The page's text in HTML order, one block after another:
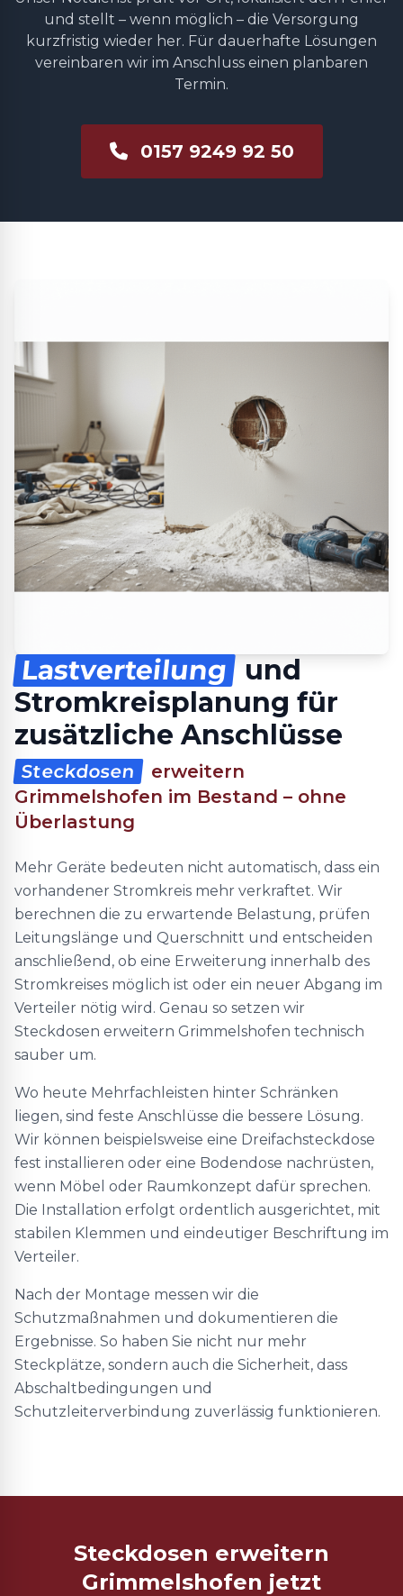
und stellt – wenn möglich – die Versorgung
kurzfristig wieder her. Für dauerhafte Lösungen
vereinbaren wir im Anschluss einen planbaren
Termin.
0157 9249 92 50
Lastverteilung
und
Stromkreisplanung für
zusätzliche Anschlüsse
Steckdosen
erweitern
Grimmelshofen im Bestand – ohne
Überlastung
Mehr Geräte bedeuten nicht automatisch, dass ein
vorhandener Stromkreis mehr verkraftet. Wir
berechnen die zu erwartende Belastung, prüfen
Leitungslänge und Querschnitt und entscheiden
anschließend, ob eine Erweiterung innerhalb des
Stromkreises möglich ist oder ein neuer Abgang im
Verteiler nötig wird. Genau so setzen wir
Steckdosen erweitern Grimmelshofen technisch
sauber um.
Wo heute Mehrfachleisten hinter Schränken
liegen, sind feste Anschlüsse die bessere Lösung.
Wir können beispielsweise eine Dreifachsteckdose
fest installieren oder eine Bodendose nachrüsten,
wenn Möbel oder Raumkonzept dafür sprechen.
Die Installation erfolgt ordentlich ausgerichtet, mit
stabilen Klemmen und eindeutiger Beschriftung im
Verteiler.
Nach der Montage messen wir die
Schutzmaßnahmen und dokumentieren die
Ergebnisse. So haben Sie nicht nur mehr
Steckplätze, sondern auch die Sicherheit, dass
Abschaltbedingungen und
Schutzleiterverbindung zuverlässig funktionieren.
Steckdosen erweitern
Grimmelshofen jetzt